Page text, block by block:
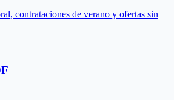
contrataciones de verano y ofertas sin